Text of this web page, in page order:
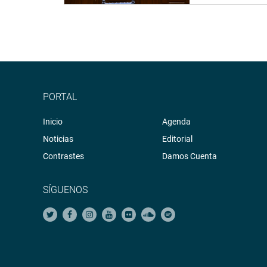
PORTAL
Inicio
Noticias
Contrastes
Agenda
Editorial
Damos Cuenta
SÍGUENOS